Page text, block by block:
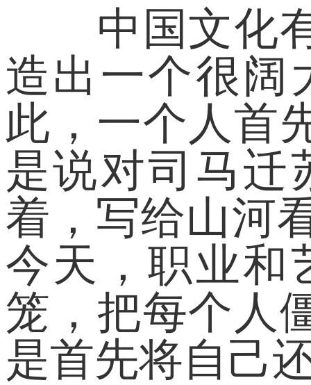
中国文化有
造出一个很阔
此，一个人首
是说对司马迁
着，写给山河
今天，职业和
笼，把每个人
是首先将自己